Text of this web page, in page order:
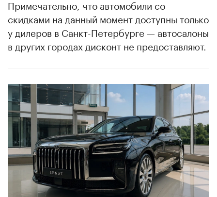
Примечательно, что автомобили со
скидками на данный момент доступны только
у дилеров в Санкт-Петербурге — автосалоны
в других городах дисконт не предоставляют.